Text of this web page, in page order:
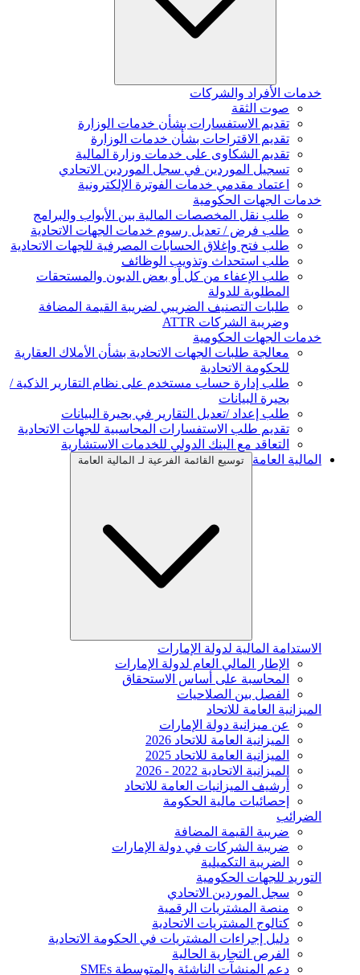
خدمات الأفراد والشركات
صوت الثقة
تقديم الاستفسارات بشأن خدمات الوزارة
تقديم الاقتراحات بشأن خدمات الوزارة
تقديم الشكاوى على خدمات وزارة المالية
تسجيل الموردين في سجل الموردين الاتحادي
اعتماد مقدمي خدمات الفوترة الإلكترونية
خدمات الجهات الحكومية
طلب نقل المخصصات المالية بين الأبواب والبرامج
طلب فرض / تعديل رسوم خدمات الجهات الاتحادية
طلب فتح وإغلاق الحسابات المصرفية للجهات الاتحادية
طلب استحداث وتذويب الوظائف
طلب الإعفاء من كل أو بعض الديون والمستحقات
المطلوبة للدولة
طلبات التصنيف الضريبي لضريبة القيمة المضافة
وضريبة الشركات ATTR
خدمات الجهات الحكومية
معالجة طلبات الجهات الاتحادية بشأن الأملاك العقارية
للحكومة الاتحادية
طلب إدارة حساب مستخدم على نظام التقارير الذكية /
بحيرة البيانات
طلب إعداد /تعديل التقارير في بحيرة البيانات
تقديم طلب الاستفسارات المحاسبية للجهات الاتحادية
التعاقد مع البنك الدولي للخدمات الاستشارية
المالية العامة
توسيع القائمة الفرعية لـ المالية العامة
الاستدامة المالية لدولة الإمارات
الإطار المالي العام لدولة الإمارات
المحاسبة على أساس الاستحقاق
الفصل بين الصلاحيات
الميزانية العامة للاتحاد
عن ميزانية دولة الإمارات
الميزانية العامة للاتحاد 2026
الميزانية العامة للاتحاد 2025
الميزانية الاتحادية 2022 - 2026
أرشيف الميزانيات العامة للاتحاد
إحصائيات مالية الحكومة
الضرائب
ضريبة القيمة المضافة
ضريبة الشركات في دولة الإمارات
الضريبة التكميلية
التوريد للجهات الحكومية
سجل الموردين الاتحادي
منصة المشتريات الرقمية
كتالوج المشتريات الاتحادية
دليل إجراءات المشتريات في الحكومة الاتحادية
الفرص التجارية الحالية
دعم المنشآت الناشئة والمتوسطة SMEs